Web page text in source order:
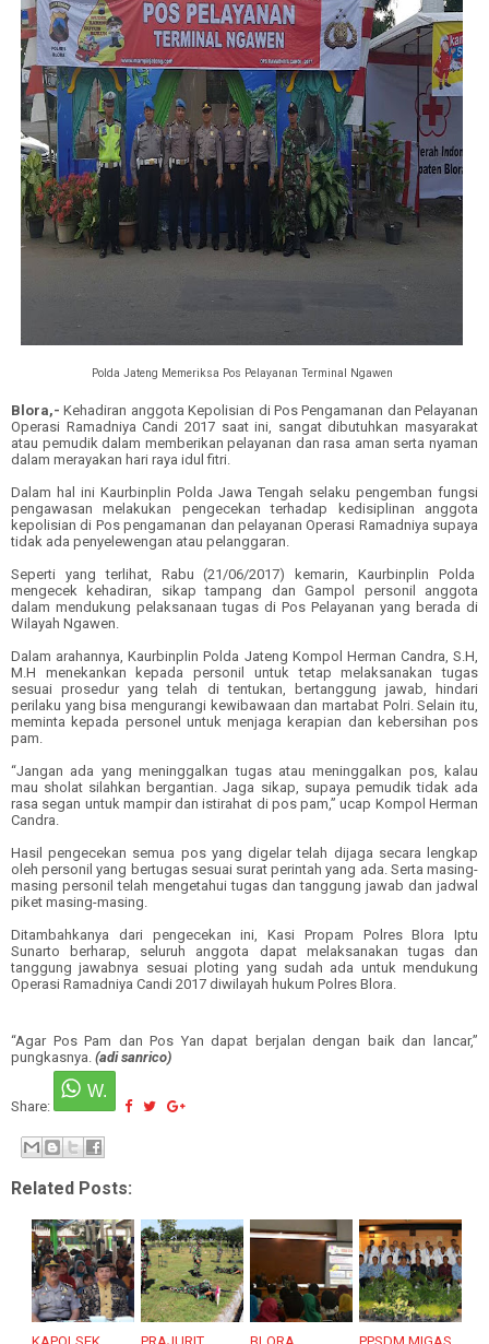
Polda Jateng Memeriksa Pos Pelayanan Terminal Ngawen
Blora,- Kehadiran anggota Kepolisian di Pos Pengamanan dan Pelayanan
Operasi Ramadniya Candi 2017 saat ini, sangat dibutuhkan masyarakat
atau pemudik dalam memberikan pelayanan dan rasa aman serta nyaman
dalam merayakan hari raya idul fitri.
Dalam hal ini Kaurbinplin Polda Jawa Tengah selaku pengemban fungsi
pengawasan melakukan pengecekan terhadap kedisiplinan anggota
kepolisian di Pos pengamanan dan pelayanan Operasi Ramadniya supaya
tidak ada penyelewengan atau pelanggaran.
Seperti yang terlihat, Rabu (21/06/2017) kemarin, Kaurbinplin Polda
mengecek kehadiran, sikap tampang dan Gampol personil anggota
dalam mendukung pelaksanaan tugas di Pos Pelayanan yang berada di
Wilayah Ngawen.
Dalam arahannya, Kaurbinplin Polda Jateng Kompol Herman Candra, S.H,
M.H menekankan kepada personil untuk tetap melaksanakan tugas
sesuai prosedur yang telah di tentukan, bertanggung jawab, hindari
perilaku yang bisa mengurangi kewibawaan dan martabat Polri. Selain itu,
meminta kepada personel untuk menjaga kerapian dan kebersihan pos
pam.
“Jangan ada yang meninggalkan tugas atau meninggalkan pos, kalau
mau sholat silahkan bergantian. Jaga sikap, supaya pemudik tidak ada
rasa segan untuk mampir dan istirahat di pos pam,” ucap Kompol Herman
Candra.
Hasil pengecekan semua pos yang digelar telah dijaga secara lengkap
oleh personil yang bertugas sesuai surat perintah yang ada. Serta masing-
masing personil telah mengetahui tugas dan tanggung jawab dan jadwal
piket masing-masing.
Ditambahkanya dari pengecekan ini, Kasi Propam Polres Blora Iptu
Sunarto berharap, seluruh anggota dapat melaksanakan tugas dan
tanggung jawabnya sesuai ploting yang sudah ada untuk mendukung
Operasi Ramadniya Candi 2017 diwilayah hukum Polres Blora.
“Agar Pos Pam dan Pos Yan dapat berjalan dengan baik dan lancar,”
pungkasnya. (adi sanrico)
Share:
Related Posts: